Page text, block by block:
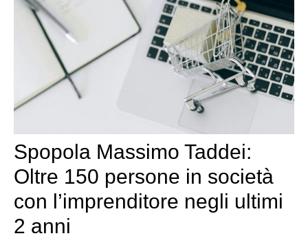
Spopola Massimo Taddei:
Oltre 150 persone in società
con l’imprenditore negli ultimi
2 anni